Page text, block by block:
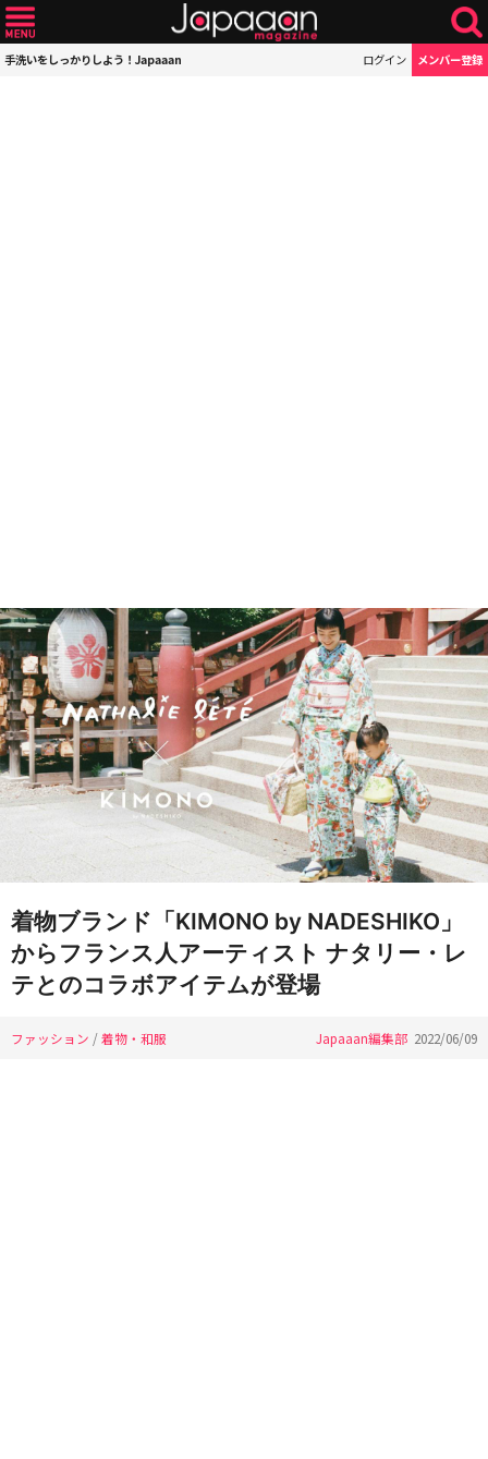
手洗いをしっかりしよう！Japaaan ログイン メンバー登録
着物ブランド「KIMONO by NADESHIKO」
からフランス人アーティスト ナタリー・レ
テとのコラボアイテムが登場
ファッション /着物・和服 Japaaan編集部 2022/06/09